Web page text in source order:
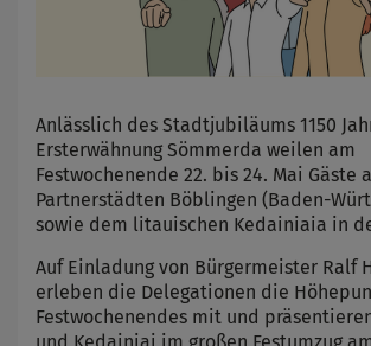
Anlässlich des Stadtjubiläums 1150
Ersterwähnung Sömmerda weilen am
Festwochenende 22. bis 24. Mai Gäste
Partnerstädten Böblingen (Baden-
sowie dem litauischen Kedainiaia in
Auf Einladung von Bürgermeister Ralf
erleben die Delegationen die
Festwochenendes mit und